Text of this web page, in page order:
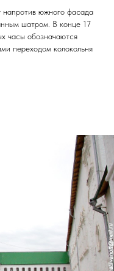
напротив южного фасада
шатром. В конце 17
часы обозначаются
переходом колокольня